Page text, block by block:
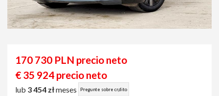
170 730 PLN precio neto
€ 35 924 precio neto
lub 3 454 złmeses Pregunte sobre cr‚dito